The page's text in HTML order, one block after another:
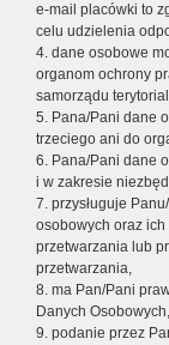
e-mail placówki to
celu udzielenia
4. dane osobowe
organom ochrony
samorządu
5. Pana/Pani dane
trzeciego ani do
6. Pana/Pani dane
i w zakresie
7. przysługuje
osobowych oraz
przetwarzania lub
przetwarzania,
8. ma Pan/Pani
Danych Osobowych,
9. podanie przez